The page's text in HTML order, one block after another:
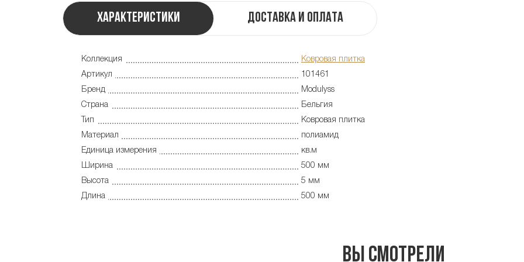
Характеристики Доставка и оплата
Коллекция
Ковровая плитка
Артикул
101461
Бренд
Modulyss
Страна
Бельгия
Тип
Ковровая плитка
Материал
полиамид
Единица измерения
кв.м
Ширина
500 мм
Высота
5 мм
Длина
500 мм
Вы смотрели